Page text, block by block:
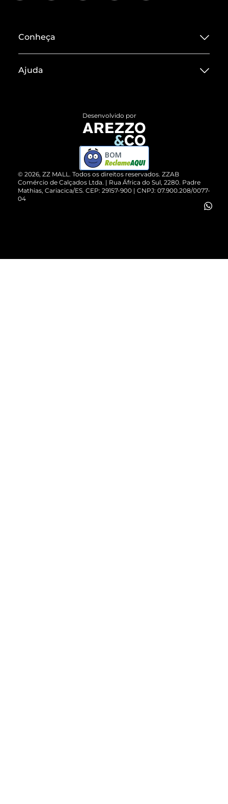
Conheça
Termos de Uso
ZZ MALL é confiável
Cartão Presente
Vendas Corporativas
Ajuda
Devolução do Produto
Compre pelo WhatsApp
© 2026, ZZ MALL. Todos os direitos reservados. ZZAB
Comércio de Calçados Ltda. | Rua África do Sul, 2280. Padre
Mathias, Cariacica/ES. CEP: 29157-900 | CNPJ: 07.900.208/0077-
04
Desenvolvido por
BOM